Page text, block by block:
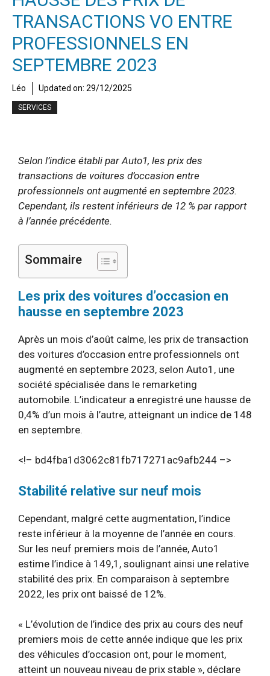
TRANSACTIONS VO ENTRE
PROFESSIONNELS EN
SEPTEMBRE 2023
Léo Updated on: 29/12/2025
SERVICES
Selon l’indice établi par Auto1, les prix des
transactions de voitures d’occasion entre
professionnels ont augmenté en septembre 2023.
Cependant, ils restent inférieurs de 12 % par rapport
à l’année précédente.
Sommaire
Les prix des voitures d’occasion en
hausse en septembre 2023
Après un mois d’août calme, les prix de transaction
des voitures d’occasion entre professionnels ont
augmenté en septembre 2023, selon Auto1, une
société spécialisée dans le remarketing
automobile. L’indicateur a enregistré une hausse de
0,4% d’un mois à l’autre, atteignant un indice de 148
en septembre.
<!– bd4fba1d3062c81fb717271ac9afb244 –>
Stabilité relative sur neuf mois
Cependant, malgré cette augmentation, l’indice
reste inférieur à la moyenne de l’année en cours.
Sur les neuf premiers mois de l’année, Auto1
estime l’indice à 149,1, soulignant ainsi une relative
stabilité des prix. En comparaison à septembre
2022, les prix ont baissé de 12%.
« L’évolution de l’indice des prix au cours des neuf
premiers mois de cette année indique que les prix
des véhicules d’occasion ont, pour le moment,
atteint un nouveau niveau de prix stable », déclare